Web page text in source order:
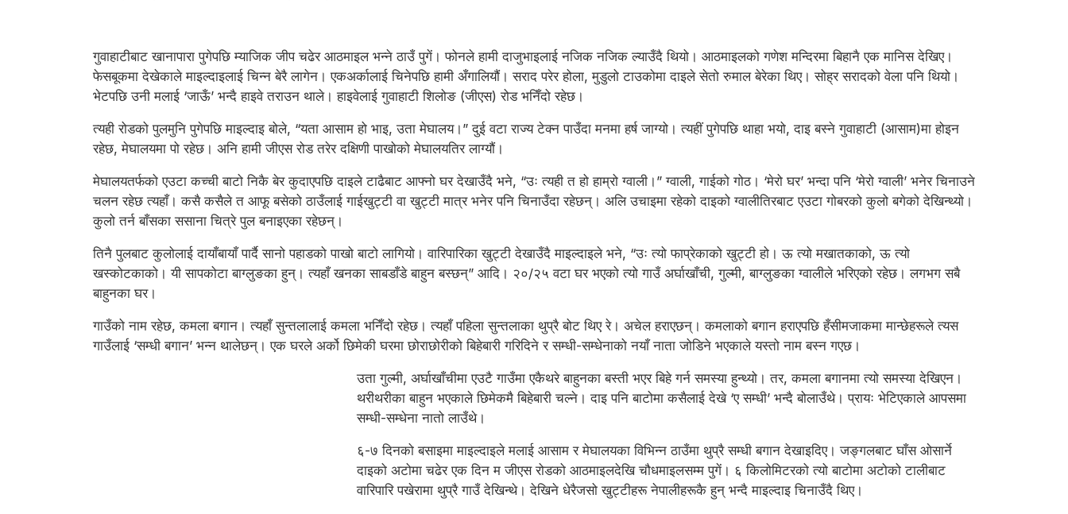
गुवाहाटीबाट खानापारा पुगेपछि म्याजिक जीप चढेर आठमाइल भन्ने ठाउँ पुगें। फोनले हामी दाजुभाइलाई नजिक नजिक ल्याउँदै थियो। आठमाइलको गणेश मन्दिरमा बिहानै एक मानिस देखिए।
फेसबूकमा देखेकाले माइल्दाइलाई चिन्न बेरै लागेन। एकअर्कालाई चिनेपछि हामी अँगालियौं। सराद परेर होला, मुडुलो टाउकोमा दाइले सेतो रुमाल बेरेका थिए। सोह्र सरादको वेला पनि थियो।
भेटपछि उनी मलाई ‘जाऊँ’ भन्दै हाइवे तराउन थाले। हाइवेलाई गुवाहाटी शिलोङ (जीएस) रोड भनिँदो रहेछ।
त्यही रोडको पुलमुनि पुगेपछि माइल्दाइ बोले, “यता आसाम हो भाइ, उता मेघालय।” दुई वटा राज्य टेक्न पाउँदा मनमा हर्ष जाग्यो। त्यहीं पुगेपछि थाहा भयो, दाइ बस्ने गुवाहाटी (आसाम)मा होइन
रहेछ, मेघालयमा पो रहेछ। अनि हामी जीएस रोड तरेर दक्षिणी पाखोको मेघालयतिर लाग्यौं।
मेघालयतर्फको एउटा कच्ची बाटो निकै बेर कुदाएपछि दाइले टाढैबाट आफ्नो घर देखाउँदै भने, “उः त्यही त हो हाम्रो ग्वाली।” ग्वाली, गाईको गोठ। ‘मेरो घर’ भन्दा पनि ‘मेरो ग्वाली’ भनेर चिनाउने
चलन रहेछ त्यहाँ। कसै कसैले त आफू बसेको ठाउँलाई गाईखुट्टी वा खुट्टी मात्र भनेर पनि चिनाउँदा रहेछन्। अलि उचाइमा रहेको दाइको ग्वालीतिरबाट एउटा गोबरको कुलो बगेको देखिन्थ्यो।
कुलो तर्न बाँसका ससाना चित्रे पुल बनाइएका रहेछन्।
तिनै पुलबाट कुलोलाई दायाँबायाँ पार्दै सानो पहाडको पाखो बाटो लागियो। वारिपारिका खुट्टी देखाउँदै माइल्दाइले भने, “उः त्यो फाप्रेकाको खुट्टी हो। ऊ त्यो मखातकाको, ऊ त्यो
खस्कोटकाको। यी सापकोटा बाग्लुङका हुन्। त्यहाँ खनका साबडाँडे बाहुन बस्छन्” आदि। २०/२५ वटा घर भएको त्यो गाउँ अर्घाखाँची, गुल्मी, बाग्लुङका ग्वालीले भरिएको रहेछ। लगभग सबै
बाहुनका घर।
गाउँको नाम रहेछ, कमला बगान। त्यहाँ सुन्तलालाई कमला भनिँदो रहेछ। त्यहाँ पहिला सुन्तलाका थुप्रै बोट थिए रे। अचेल हराएछन्। कमलाको बगान हराएपछि हँसीमजाकमा मान्छेहरूले त्यस
गाउँलाई ‘सम्धी बगान’ भन्न थालेछन्। एक घरले अर्को छिमेकी घरमा छोराछोरीको बिहेबारी गरिदिने र सम्धी-सम्धेनाको नयाँ नाता जोडिने भएकाले यस्तो नाम बस्न गएछ।
उता गुल्मी, अर्घाखाँचीमा एउटै गाउँमा एकैथरे बाहुनका बस्ती भएर बिहे गर्न समस्या हुन्थ्यो। तर, कमला बगानमा त्यो समस्या देखिएन।
थरीथरीका बाहुन भएकाले छिमेकमै बिहेबारी चल्ने। दाइ पनि बाटोमा कसैलाई देखे ‘ए सम्धी’ भन्दै बोलाउँथे। प्रायः भेटिएकाले आपसमा
सम्धी-सम्धेना नातो लाउँथे।
६-७ दिनको बसाइमा माइल्दाइले मलाई आसाम र मेघालयका विभिन्न ठाउँमा थुप्रै सम्धी बगान देखाइदिए। जङ्गलबाट घाँस ओसार्ने
दाइको अटोमा चढेर एक दिन म जीएस रोडको आठमाइलदेखि चौधमाइलसम्म पुगें। ६ किलोमिटरको त्यो बाटोमा अटोको टालीबाट
वारिपारि पखेरामा थुप्रै गाउँ देखिन्थे। देखिने धेरैजसो खुट्टीहरू नेपालीहरूकै हुन् भन्दै माइल्दाइ चिनाउँदै थिए।